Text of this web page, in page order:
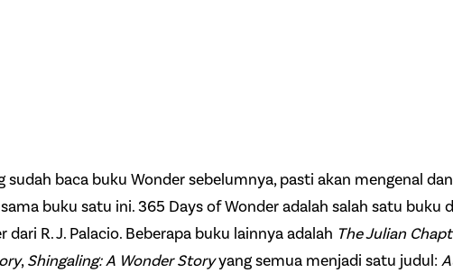
sudah baca buku Wonder sebelumnya, pasti akan mengenal
buku satu ini. 365 Days of Wonder adalah salah satu buku
dari R. J. Palacio. Beberapa buku lainnya adalah The Julian
,Shingaling: A Wonder Storyyang semua menjadi satu judul: